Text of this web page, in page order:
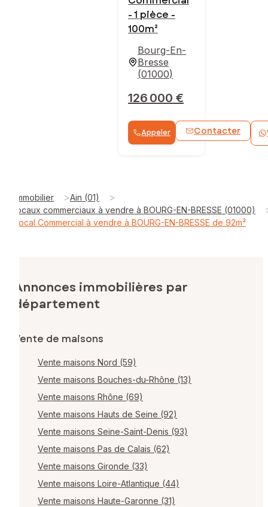
- 1 pièce -
100m²
Bourg-En-
Bresse
(01000)
126 000 €
Appeler Contacter
Immobilier >Ain (01) >
locaux commerciaux à vendre à BOURG-EN-BRESSE (01000)
Local Commercial à vendre à BOURG-EN-BRESSE de 92m²
Annonces immobilières par
département
Vente de maisons
Vente maisons Nord (59)
Vente maisons Bouches-du-Rhône (13)
Vente maisons Rhône (69)
Vente maisons Hauts de Seine (92)
Vente maisons Seine-Saint-Denis (93)
Vente maisons Pas de Calais (62)
Vente maisons Gironde (33)
Vente maisons Loire-Atlantique (44)
Vente maisons Haute-Garonne (31)